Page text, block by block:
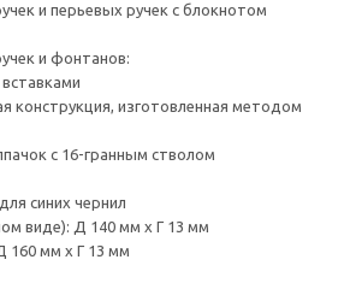
и перьевых ручек с блокнотом
и фонтанов:
конструкция, изготовленная методом
с 16-гранным стволом
синих чернил
виде): Д 140 мм x Г 13 мм
160 мм x Г 13 мм